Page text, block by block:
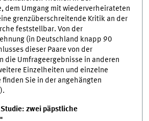
dem Umgang mit wiederverheirateten
grenzüberschreitende Kritik an der
feststellbar. Von der
(in Deutschland knapp 90
dieser Paare von der
die Umfrageergebnisse in anderen
Einzelheiten und einzelne
Sie in der angehängten
zwei päpstliche